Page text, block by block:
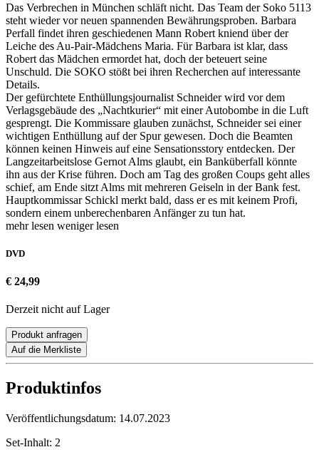
Das Verbrechen in München schläft nicht. Das Team der Soko 5113
steht wieder vor neuen spannenden Bewährungsproben. Barbara
Perfall findet ihren geschiedenen Mann Robert kniend über der
Leiche des Au-Pair-Mädchens Maria. Für Barbara ist klar, dass
Robert das Mädchen ermordet hat, doch der beteuert seine
Unschuld. Die SOKO stößt bei ihren Recherchen auf interessante
Details.
Der gefürchtete Enthüllungsjournalist Schneider wird vor dem
Verlagsgebäude des „Nachtkurier“ mit einer Autobombe in die Luft
gesprengt. Die Kommissare glauben zunächst, Schneider sei einer
wichtigen Enthüllung auf der Spur gewesen. Doch die Beamten
können keinen Hinweis auf eine Sensationsstory entdecken. Der
Langzeitarbeitslose Gernot Alms glaubt, ein Banküberfall könnte
ihn aus der Krise führen. Doch am Tag des großen Coups geht alles
schief, am Ende sitzt Alms mit mehreren Geiseln in der Bank fest.
Hauptkommissar Schickl merkt bald, dass er es mit keinem Profi,
sondern einem unberechenbaren Anfänger zu tun hat.
mehr lesen weniger lesen
DVD
€ 24,99
Derzeit nicht auf Lager
Produkt anfragen
Auf die Merkliste
Produktinfos
Veröffentlichungsdatum: 14.07.2023
Set-Inhalt: 2